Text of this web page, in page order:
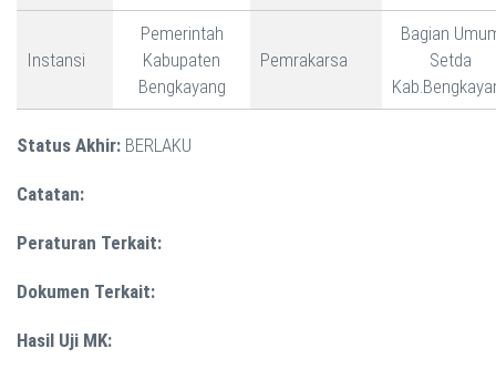
Instansi
Pemerintah
Kabupaten
Bengkayang
Pemrakarsa
Bagian
Setda
Status Akhir: BERLAKU
Catatan:
Peraturan Terkait:
Dokumen Terkait:
Hasil Uji MK: